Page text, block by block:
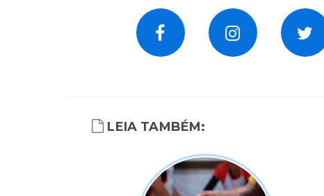
LEIA TAMBÉM: